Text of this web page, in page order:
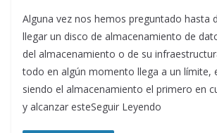
Alguna vez nos hemos preguntado hasta
llegar un disco de almacenamiento de
del almacenamiento o de su
todo en algún momento llega a un límite,
siendo el almacenamiento el primero en
y alcanzar esteSeguir Leyendo